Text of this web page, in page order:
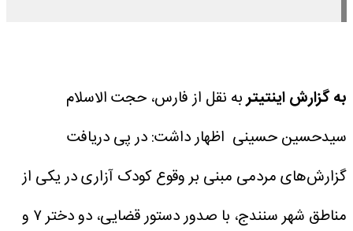
به گزارش اینتیتربه نقل از فارس، حجت الاسلام
سیدحسین حسینی اظهار داشت: در پی دریافت
گزارش‌های مردمی مبنی بر وقوع کودک آزاری در یکی از
مناطق شهر سنندج، با صدور دستور قضایی، دو دختر ۷ و